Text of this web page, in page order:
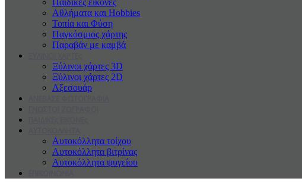
Παιδικές εικόνες
Αθλήματα και Hobbies
Τοπία και Φύση
Παγκόσμιος χάρτης
Παραβάν με καμβά
Ξύλινοι χάρτες 3D
Ξύλινοι χάρτες 2D
Αξεσουάρ
Αυτοκόλλητα τοίχου
Αυτοκόλλητα βιτρίνας
Αυτοκόλλητα ψυγείου